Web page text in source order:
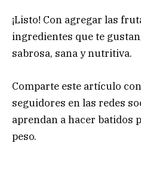
¡Listo! Con agregar las
ingredientes que te
sabrosa, sana y nutritiva.
Comparte este artículo
seguidores en las redes
aprendan a hacer batidos
peso.